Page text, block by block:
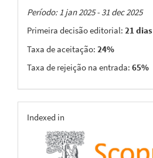
Taxas
Período: 1 jan 2025 - 31 dec 2025
Primeira decisão editorial: 21 dias
Taxa de aceitação: 24%
Taxa de rejeição na entrada: 65%
indexing
Indexed in